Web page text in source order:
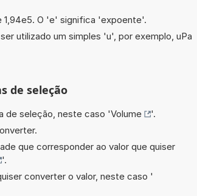
1,94e5. O 'e' significa 'expoente'.
utilizado um simples 'u', por exemplo, uPa
de seleção
de seleção, neste caso 'Volume
'.
que corresponder ao valor que quiser
'.
converter o valor, neste caso '